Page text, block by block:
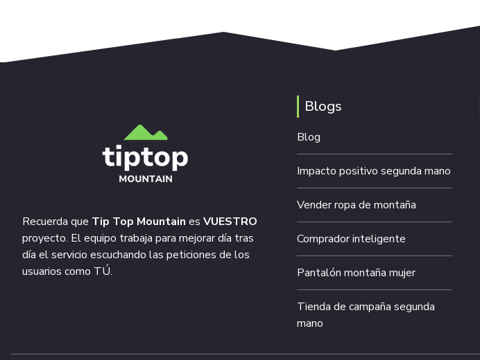
Recuerda que Tip Top Mountain es VUESTRO
proyecto. El equipo trabaja para mejorar día tras
día el servicio escuchando las peticiones de los
usuarios como TÚ.
Blogs
Blog
Impacto positivo segunda mano
Vender ropa de montaña
Comprador inteligente
Pantalón montaña mujer
Tienda de campaña segunda
mano